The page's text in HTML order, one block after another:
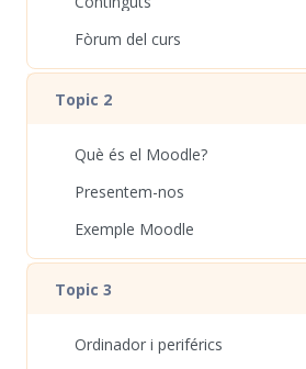
Fòrum del curs
Topic 2
Què és el Moodle?
Presentem-nos
Exemple Moodle
Topic 3
Ordinador i periférics